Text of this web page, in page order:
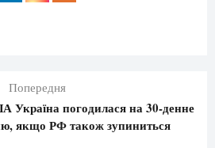
Попередня
Україна погодилася на 30-денне
якщо РФ також зупиниться